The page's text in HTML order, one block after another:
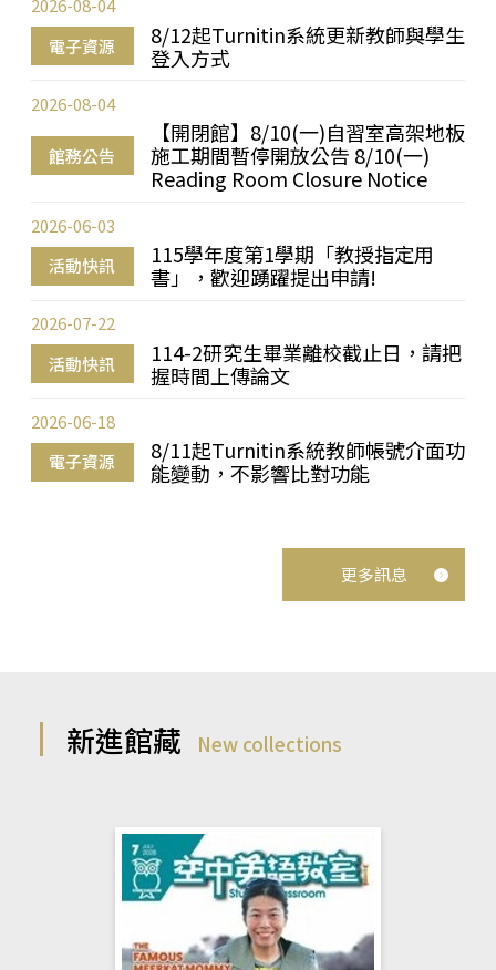
電子資源
8/12起Turnitin系統更新教師與學生
登入方式
2026-08-04
館務公告
【開閉館】8/10(一)自習室高架地板
施工期間暫停開放公告 8/10(一)
Reading Room Closure Notice
2026-08-04
活動快訊
115學年度第1學期「教授指定用
書」，歡迎踴躍提出申請!
2026-06-03
活動快訊
114-2研究生畢業離校截止日，請把
握時間上傳論文
2026-07-22
電子資源
8/11起Turnitin系統教師帳號介面功
能變動，不影響比對功能
2026-06-18
更多訊息
新進館藏 New collections